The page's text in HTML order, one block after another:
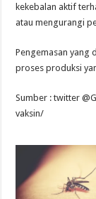
kekebalan aktif
atau mengurangi
Pengemasan yang
proses produksi
Sumber : twitter
vaksin/